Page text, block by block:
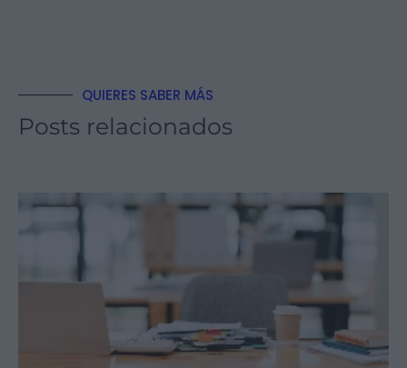
QUIERES SABER MÁS
Posts relacionados